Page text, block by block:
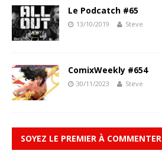
Le Podcatch #65
13/10/2019 Steve
ComixWeekly #654
30/11/2023 Steve
SOYEZ LE PREMIER À COMMENTER